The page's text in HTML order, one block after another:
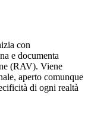
con
e documenta
(RAV). Viene
aperto comunque
di ogni realtà